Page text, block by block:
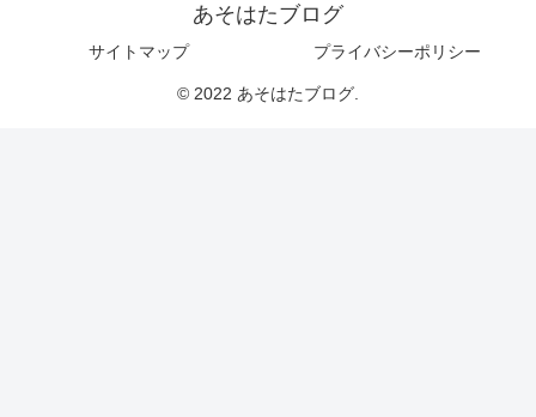
あそはたブログ
サイトマップ プライバシーポリシー
© 2022 あそはたブログ.